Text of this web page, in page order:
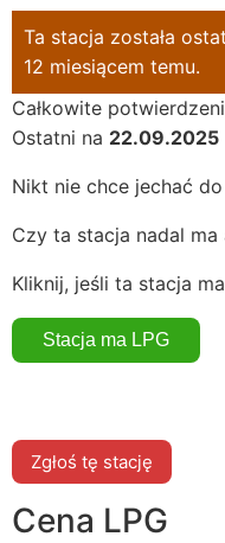
Ta stacja została
12 miesiącem temu.
Całkowite
Ostatni na 22.09.2025
Nikt nie chce jechać
Czy ta stacja nadal ma
Kliknij, jeśli ta stacja
Zgłoś tę stację
Cena LPG